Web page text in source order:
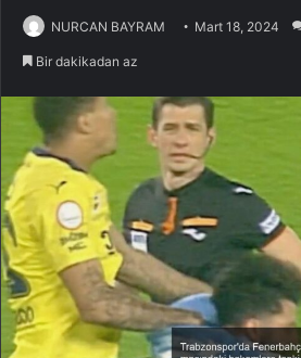
NURCAN BAYRAM Mart 18, 2024
Bir dakikadan az